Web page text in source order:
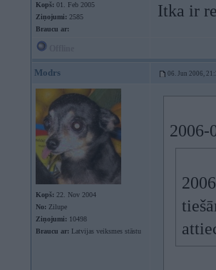
Kopš: 01. Feb 2005
Ziņojumi: 2585
Braucu ar:
Itka ir
Modrs 06. Jun 2006,
Kopš: 22. Nov 2004
No: Zilupe
Ziņojumi: 10498
Braucu ar: Latvijas veiksmes stāstu
2006-